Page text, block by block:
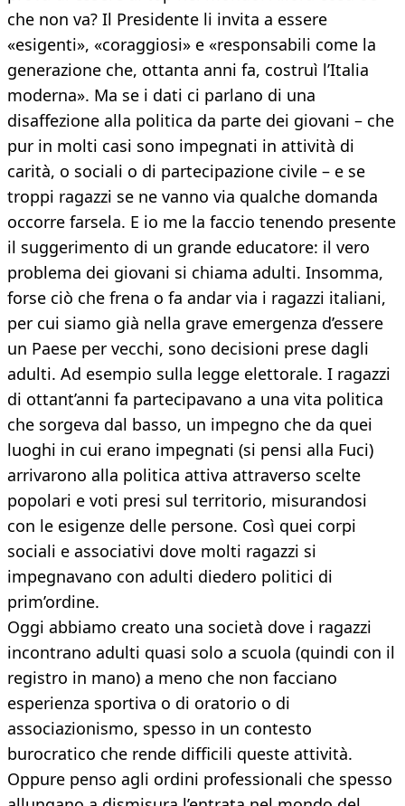
che non va? Il Presidente li invita a essere
«esigenti», «coraggiosi» e «responsabili come la
generazione che, ottanta anni fa, costruì l’Italia
moderna». Ma se i dati ci parlano di una
disaffezione alla politica da parte dei giovani – che
pur in molti casi sono impegnati in attività di
carità, o sociali o di partecipazione civile – e se
troppi ragazzi se ne vanno via qualche domanda
occorre farsela. E io me la faccio tenendo presente
il suggerimento di un grande educatore: il vero
problema dei giovani si chiama adulti. Insomma,
forse ciò che frena o fa andar via i ragazzi italiani,
per cui siamo già nella grave emergenza d’essere
un Paese per vecchi, sono decisioni prese dagli
adulti. Ad esempio sulla legge elettorale. I ragazzi
di ottant’anni fa partecipavano a una vita politica
che sorgeva dal basso, un impegno che da quei
luoghi in cui erano impegnati (si pensi alla Fuci)
arrivarono alla politica attiva attraverso scelte
popolari e voti presi sul territorio, misurandosi
con le esigenze delle persone. Così quei corpi
sociali e associativi dove molti ragazzi si
impegnavano con adulti diedero politici di
prim’ordine.
Oggi abbiamo creato una società dove i ragazzi
incontrano adulti quasi solo a scuola (quindi con il
registro in mano) a meno che non facciano
esperienza sportiva o di oratorio o di
associazionismo, spesso in un contesto
burocratico che rende difficili queste attività.
Oppure penso agli ordini professionali che spesso